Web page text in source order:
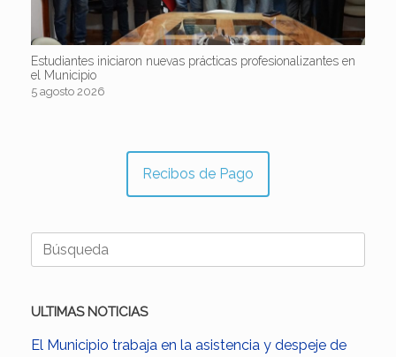
Estudiantes iniciaron nuevas prácticas profesionalizantes en
el Municipio
5 agosto 2026
Recibos de Pago
Buscar:
ULTIMAS NOTICIAS
El Municipio trabaja en la asistencia y despeje de